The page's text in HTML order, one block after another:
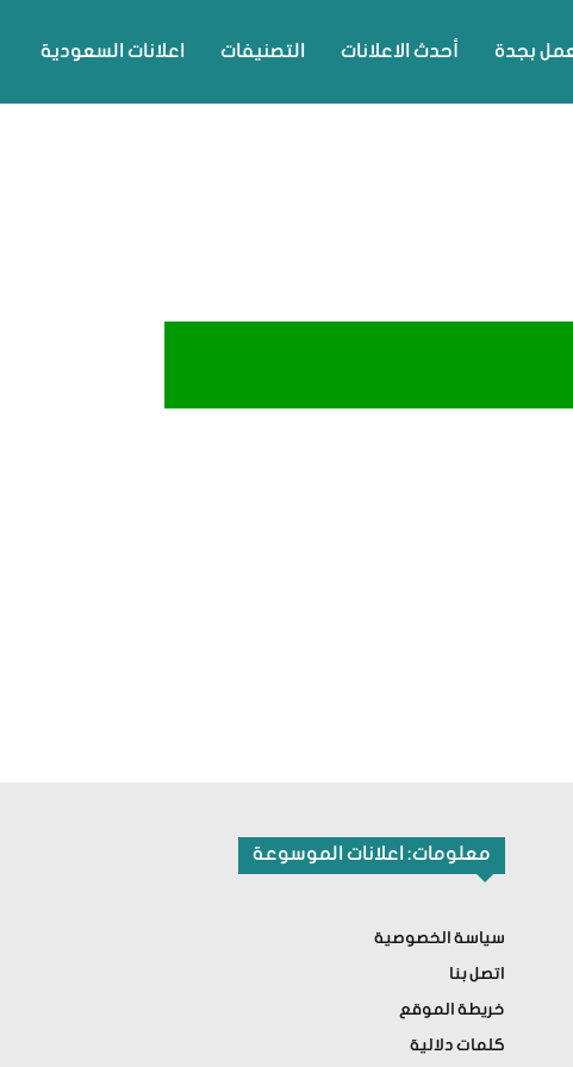
اعلانات السعودية التصنيفات أحدث الاعلانات بجدة
معلومات: اعلانات الموسوعة
سياسة الخصوصية
اتصل بنا
خريطة الموقع
كلمات دلالية